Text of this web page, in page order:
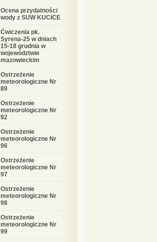
Ocena przydatności
wody z SUW KUCICE
Ćwiczenia pk.
Syrena-25 w dniach
15-18 grudnia w
województwie
mazowieckim
Ostrzeżenie
meteorologiczne Nr
89
Ostrzeżenie
meteorologiczne Nr
92
Ostrzeżenie
meteorologiczne Nr
96
Ostrzeżenie
meteorologiczne Nr
97
Ostrzeżenie
meteorologiczne Nr
98
Ostrzeżenie
meteorologiczne Nr
99